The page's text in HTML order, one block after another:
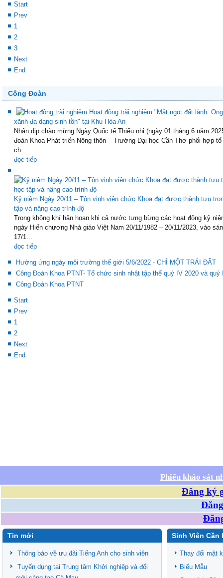
Start
Prev
1
2
3
Next
End
Công Đoàn
Hoạt động trãi nghiệm "Mật ngọt đất lành:
xãnh đa dạng sinh tồn" tại Khu Hòa An
Nhân dịp chào mừng Ngày Quốc tế Thiếu nhi (ngày 01 tháng 6 năm
đoàn Khoa Phát triển Nông thôn – Trường Đại học Cần Thơ phối hợp
ch...
đọc tiếp
Kỷ niệm Ngày 20/11 – Tôn vinh viên chức Khoa đạt được thành tựu
tập và nâng cao trình độ
Trong không khí hân hoan khi cả nước tưng bừng các hoạt động kỷ
ngày Hiến chương Nhà giáo Việt Nam 20/11/1982 – 20/11/2023, vào
17/1...
đọc tiếp
Hưởng ứng ngày môi trường thế giới 5/6/2022 - CHỈ MỘT TRÁI ĐẤT
Công Đoàn Khoa PTNT- Tổ chức sinh nhật tập thể quý IV 2020 và quý
Công Đoàn Khoa PTNT
Start
Prev
1
2
Next
End
Phiếu khảo sát
Đăng ký
Tin mới
Thông báo về ưu đãi Tiếng Anh cho sinh viên
Tuyển dụng tại Trung tâm Khởi nghiệp và đổi
Sinh Viên Cần
Thay đổi mật
Biểu Mẫu